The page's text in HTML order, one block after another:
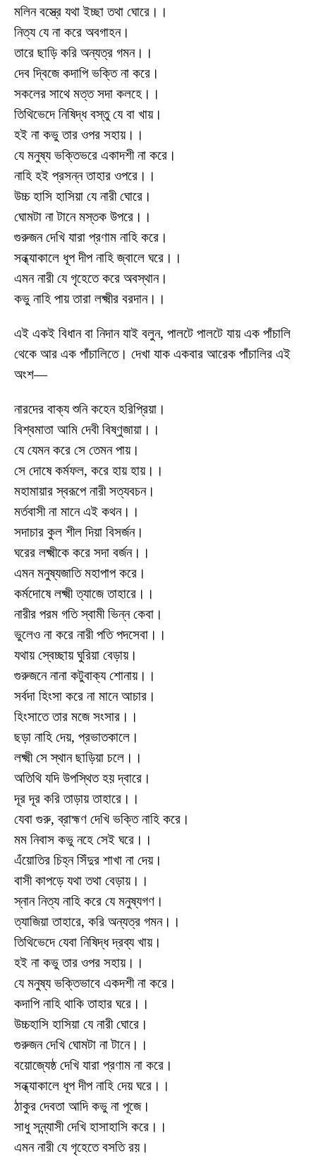
মলিন বস্ত্রে যথা ইচ্ছা তথা ঘোরে।।
নিত্য যে না করে অবগাহন।
তারে ছাড়ি করি অন্যত্র গমন।।
দেব দ্বিজে কদাপি ভক্তি না করে।
সকলের সাথে মত্ত সদা কলহে।।
তিথিভেদে নিষিদ্ধ বস্তু যে বা খায়।
হই না কভু তার ওপর সহায়।।
যে মনুষ্য ভক্তিভরে একাদশী না করে।
নাহি হই প্রসন্ন তাহার ওপরে।।
উচ্চ হাসি হাসিয়া যে নারী ঘোরে।
ঘোমটা না টানে মস্তক উপরে।।
গুরুজন দেখি যারা প্রণাম নাহি করে।
সন্ধ্যাকালে ধূপ দীপ নাহি জ্বালে ঘরে।।
এমন নারী যে গৃহেতে করে অবস্থান।
কভু নাহি পায় তারা লক্ষ্মীর বরদান।।
এই একই বিধান বা নিদান যাই বলুন, পালটে পালটে যায় এক পাঁচালি
থেকে আর এক পাঁচালিতে। দেখা যাক একবার আরেক পাঁচালির এই
অংশ—
নারদের বাক্য শুনি কহেন হরিপ্রিয়া।
বিশ্বমাতা আমি দেবী বিষ্ণুজায়া।।
যে যেমন করে সে তেমন পায়।
সে দোষে কর্মফল, করে হায় হায়।।
মহামায়ার স্বরূপে নারী সত্যবচন।
মর্তবাসী না মানে এই কথন।।
সদাচার কুল শীল দিয়া বিসর্জন।
ঘরের লক্ষ্মীকে করে সদা বর্জন।।
এমন মনুষ্যজাতি মহাপাপ করে।
কর্মদোষে লক্ষ্মী ত্যাজে তাহারে।।
নারীর পরম গতি স্বামী ভিন্ন কেবা।
ভুলেও না করে নারী পতি পদসেবা।।
যথায় স্বেচ্ছায় ঘুরিয়া বেড়ায়।
গুরুজনে নানা কটুবাক্য শোনায়।।
সর্বদা হিংসা করে না মানে আচার।
হিংসাতে তার মজে সংসার।।
ছড়া নাহি দেয়, প্রভাতকালে।
লক্ষ্মী সে স্থান ছাড়িয়া চলে।।
অতিথি যদি উপস্থিত হয় দ্বারে।
দূর দূর করি তাড়ায় তাহারে।।
যেবা গুরু, ব্রাহ্মণ দেখি ভক্তি নাহি করে।
মম নিবাস কভু নহে সেই ঘরে।।
এঁয়োতির চিহ্ন সিঁদুর শাখা না দেয়।
বাসী কাপড়ে যথা তথা বেড়ায়।।
স্নান নিত্য নাহি করে যে মনুষ্যগণ।
ত্যাজিয়া তাহারে, করি অন্যত্র গমন।।
তিথিভেদে যেবা নিষিদ্ধ দ্রব্য খায়।
হই না কভু তার ওপর সহায়।।
যে মনুষ্য ভক্তিভাবে একদশী না করে।
কদাপি নাহি থাকি তাহার ঘরে।।
উচ্চহাসি হাসিয়া যে নারী ঘোরে।
গুরুজন দেখি ঘোমটা না টানে।।
বয়োজ্যেষ্ঠ দেখি যারা প্রণাম না করে।
সন্ধ্যাকালে ধূপ দীপ নাহি দেয় ঘরে।।
ঠাকুর দেবতা আদি কভু না পূজে।
সাধু সন্ন্যাসী দেখি হাসাহাসি করে।।
এমন নারী যে গৃহেতে বসতি রয়।